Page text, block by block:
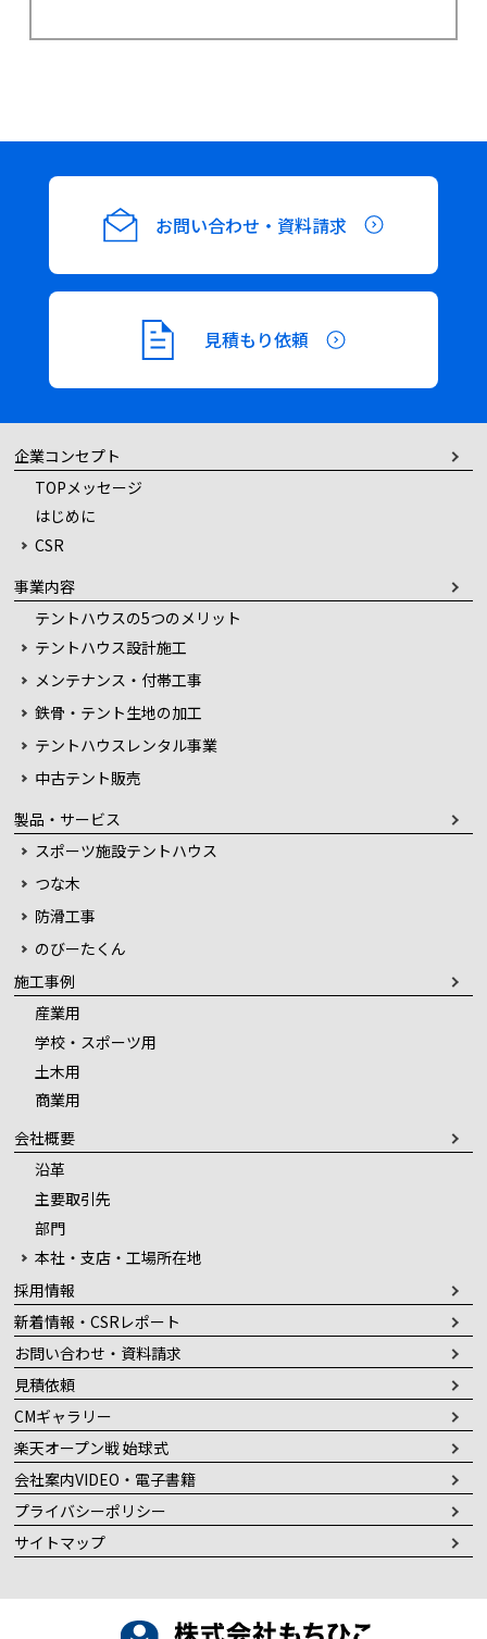
お問い合わせ・資料請求
見積もり依頼
企業コンセプト
TOPメッセージ
はじめに
CSR
事業内容
テントハウスの5つのメリット
テントハウス設計施工
メンテナンス・付帯工事
鉄骨・テント生地の加工
テントハウスレンタル事業
中古テント販売
製品・サービス
スポーツ施設テントハウス
つな木
防滑工事
のびーたくん
施工事例
産業用
学校・スポーツ用
土木用
商業用
会社概要
沿革
主要取引先
部門
本社・支店・工場所在地
採用情報
新着情報・CSRレポート
お問い合わせ・資料請求
見積依頼
CMギャラリー
楽天オープン戦 始球式
会社案内VIDEO・電子書籍
プライバシーポリシー
サイトマップ